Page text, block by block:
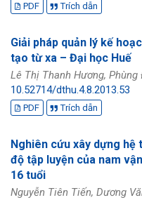
PDF Trích dẫn
Giải pháp quản lý kế
tạo từ xa – Đại học Huế
Lê Thị Thanh Hương,
10.52714/dthu.4.8.2013.53
PDF Trích dẫn
Nghiên cứu xây dựng
độ tập luyện của nam
16 tuổi
Nguyễn Tiên Tiến, Dương